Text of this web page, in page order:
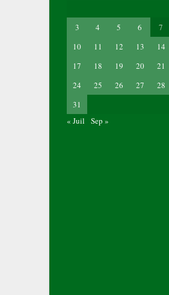
3
4 5 6 7
10
11 12 13 14
17
18 19 20 21
24
25 26 27 28
31
« Juil
Sep »